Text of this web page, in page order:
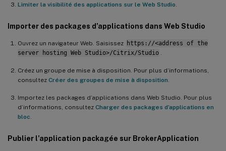
Limiter la visibilité des applications sur le Web Studio
Importer des packages d’applications dans Web Studio
Ouvrez un navigateur Web. Saisissez https://<address of the
server hosting Web Studio>/Citrix/Studio
Créez un groupe de mise à disposition. Pour plus d’informations,
consultez Créer des groupes de mise à disposition
Importez les packages d’applications dans Web Studio. Pour plus
d’informations, consultez Charger des packages d’applications en
bloc
Publier l’application packagée sur BrokerApplication